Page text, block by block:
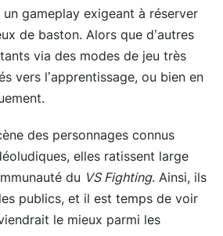
gameplay exigeant à réserver
de baston. Alors que d’autres
via des modes de jeu très
vers l’apprentissage, ou bien en
des personnages connus
elles ratissent large
du VS Fighting. Ainsi, ils
publics, et il est temps de voir
le mieux parmi les